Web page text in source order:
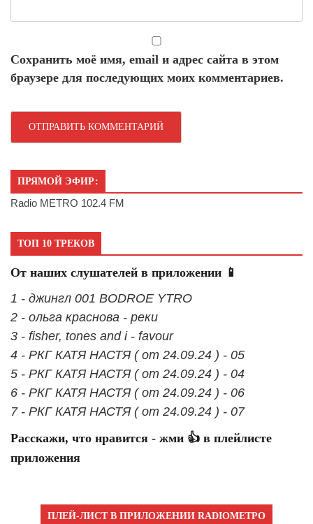
Сохранить моё имя, email и адрес сайта в этом
браузере для последующих моих комментариев.
ПРЯМОЙ ЭФИР:
Radio METRO 102.4 FM
ТОП 10 ТРЕКОВ
От наших слушателей в приложении 📱
1 - джингл 001 BODROE YTRO
2 - ольга краснова - реки
3 - fisher, tones and i - favour
4 - РКГ КАТЯ НАСТЯ ( от 24.09.24 ) - 05
5 - РКГ КАТЯ НАСТЯ ( от 24.09.24 ) - 04
6 - РКГ КАТЯ НАСТЯ ( от 24.09.24 ) - 06
7 - РКГ КАТЯ НАСТЯ ( от 24.09.24 ) - 07
Расскажи, что нравится - жми 👍 в плейлисте
приложения
ПЛЕЙ-ЛИСТ В ПРИЛОЖЕНИИ RADIOМЕТРО